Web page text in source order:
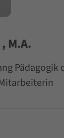
M.A.
Pädagogik